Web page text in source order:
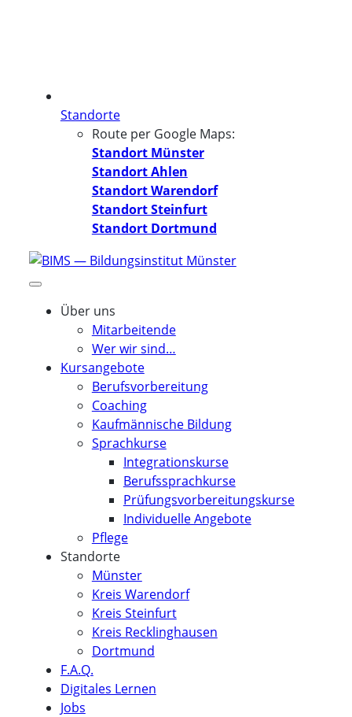
Standorte
Route per Google Maps:
Standort Münster
Standort Ahlen
Standort Warendorf
Standort Steinfurt
Standort Dortmund
Über uns
Mitarbeitende
Wer wir sind…
Kursangebote
Berufsvorbereitung
Coaching
Kaufmännische Bildung
Sprachkurse
Integrationskurse
Berufssprachkurse
Prüfungsvorbereitungskurse
Individuelle Angebote
Pflege
Standorte
Münster
Kreis Warendorf
Kreis Steinfurt
Kreis Recklinghausen
Dortmund
F.A.Q.
Digitales Lernen
Jobs